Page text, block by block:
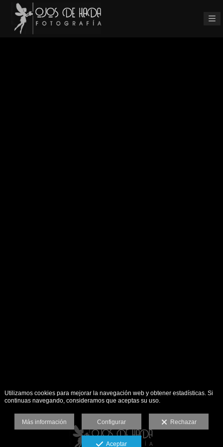
Utilizamos cookies para mejorar la navegación web y obtener estadísticas. Si
continuas navegando, consideramos que aceptas su uso.
Más información Configurar Rechazar
Aceptar